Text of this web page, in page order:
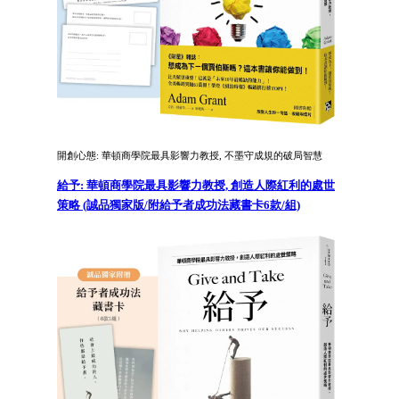
開創心態: 華頓商學院最具影響力教授, 不墨守成規的破局智慧
給予: 華頓商學院最具影響力教授, 創造人際紅利的處世
策略 (誠品獨家版/附給予者成功法藏書卡6款/組)